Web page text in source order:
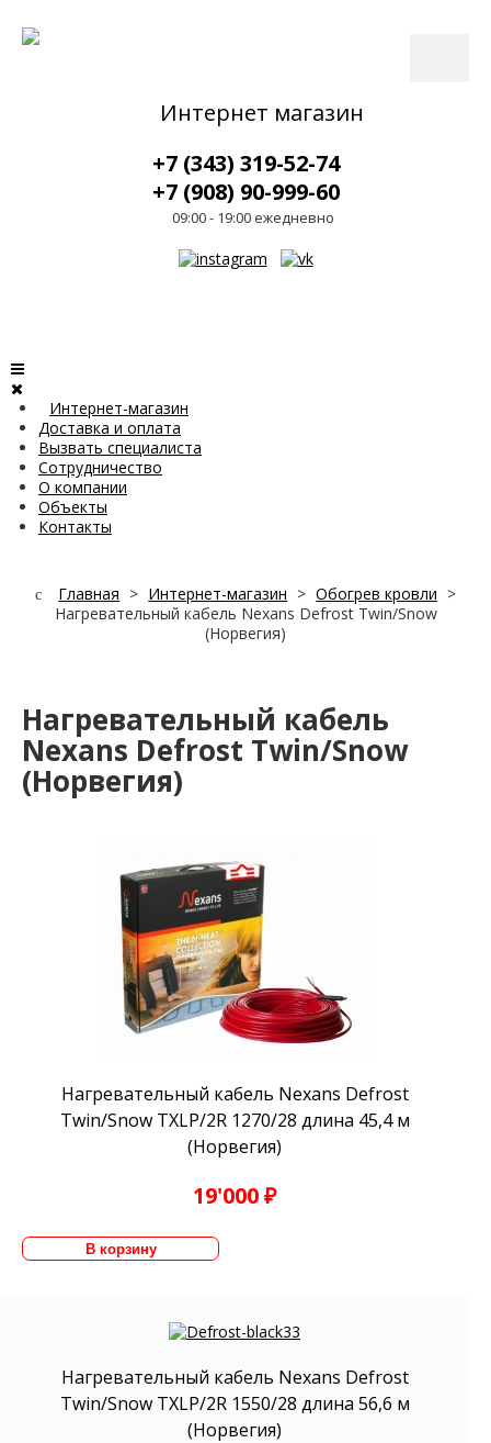
Интернет магазин
+7 (343) 319-52-74
+7 (908) 90-999-60
09:00 - 19:00 ежедневно
Интернет-магазин
Доставка и оплата
Вызвать специалиста
Сотрудничество
О компании
Объекты
Контакты
Главная > Интернет-магазин > Обогрев кровли >
Нагревательный кабель Nexans Defrost Twin/Snow
(Норвегия)
Нагревательный кабель
Nexans Defrost Twin/Snow
(Норвегия)
Нагревательный кабель Nexans Defrost
Twin/Snow TXLP/2R 1270/28 длина 45,4 м
(Норвегия)
19'000 ₽
Нагревательный кабель Nexans Defrost
Twin/Snow TXLP/2R 1550/28 длина 56,6 м
(Норвегия)